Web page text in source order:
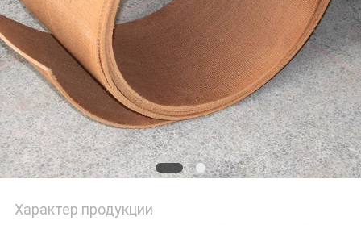
Характер продукции